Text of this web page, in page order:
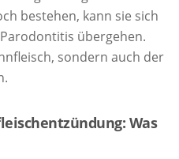
bestehen, kann sie sich
übergehen.
sondern auch der
Was